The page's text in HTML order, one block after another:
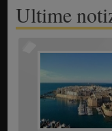
Ultime